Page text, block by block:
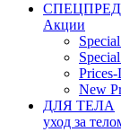
Акции
New
ДЛЯ ТЕЛА
уход за